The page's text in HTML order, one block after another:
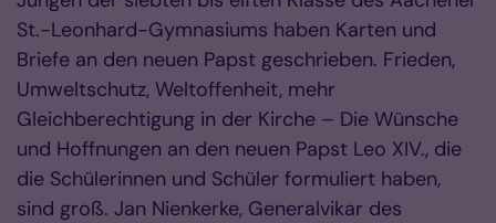
St.-Leonhard-Gymnasiums haben Karten und
Briefe an den neuen Papst geschrieben. Frieden,
Umweltschutz, Weltoffenheit, mehr
Gleichberechtigung in der Kirche – Die Wünsche
und Hoffnungen an den neuen Papst Leo XIV., die
die Schülerinnen und Schüler formuliert haben,
sind groß. Jan Nienkerke, Generalvikar des